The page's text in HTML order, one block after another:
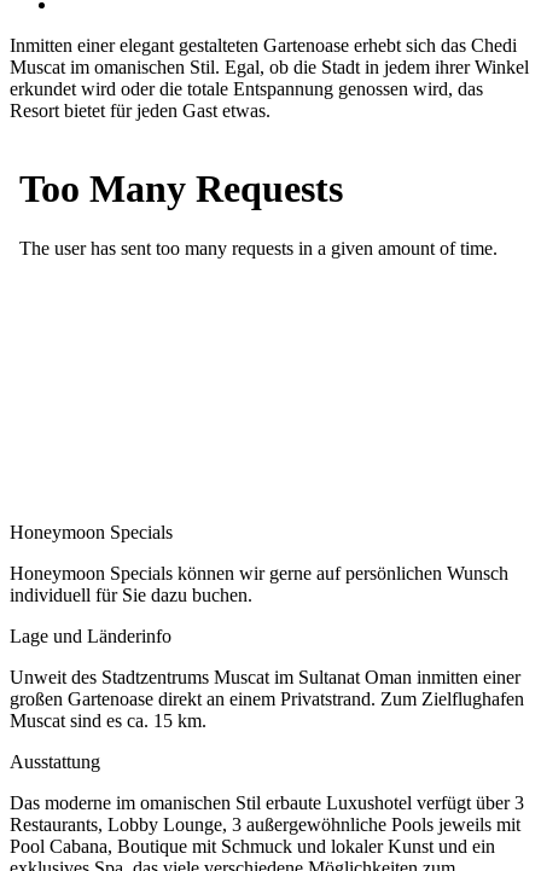
Inmitten einer elegant gestalteten Gartenoase erhebt sich das Chedi
Muscat im omanischen Stil. Egal, ob die Stadt in jedem ihrer Winkel
erkundet wird oder die totale Entspannung genossen wird, das
Resort bietet für jeden Gast etwas.
Honeymoon Specials
Honeymoon Specials können wir gerne auf persönlichen Wunsch
individuell für Sie dazu buchen.
Lage und Länderinfo
Unweit des Stadtzentrums Muscat im Sultanat Oman inmitten einer
großen Gartenoase direkt an einem Privatstrand. Zum Zielflughafen
Muscat sind es ca. 15 km.
Ausstattung
Das moderne im omanischen Stil erbaute Luxushotel verfügt über 3
Restaurants, Lobby Lounge, 3 außergewöhnliche Pools jeweils mit
Pool Cabana, Boutique mit Schmuck und lokaler Kunst und ein